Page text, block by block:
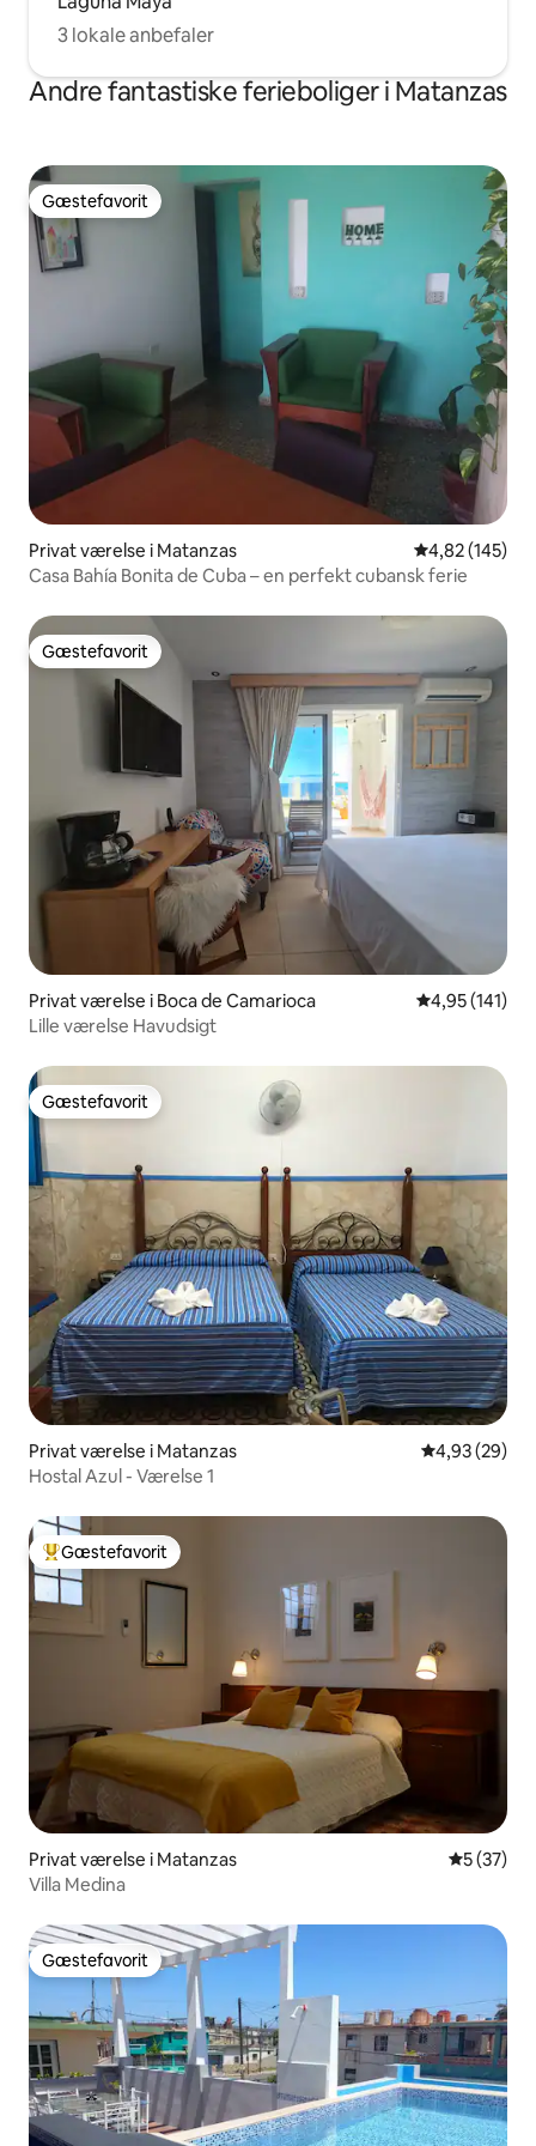
3 lokale anbefaler
Andre fantastiske ferieboliger i Matanzas
Gæstefavorit
Gæstefavorit
Privat værelse i Matanzas 4,82 ud af 5 i
4,82 (145)
Casa Bahía Bonita de Cuba – en perfekt cubansk ferie
Gæstefavorit
Gæstefavorit
Privat værelse i Boca de Camarioca 4,95 ud af 5 i
4,95 (141)
Lille værelse Havudsigt
Gæstefavorit
Gæstefavorit
Privat værelse i Matanzas 4,93 ud af 5 i
4,93 (29)
Hostal Azul - Værelse 1
Bedste gæstefavorit
Gæstefavorit
Privat værelse i Matanzas 5 ud af 5 i
5 (37)
Villa Medina
Gæstefavorit
Gæstefavorit